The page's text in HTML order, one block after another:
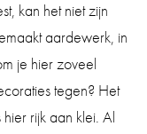
kan het niet zijn
aardewerk, in
je hier zoveel
tegen? Het
rijk aan klei. Al